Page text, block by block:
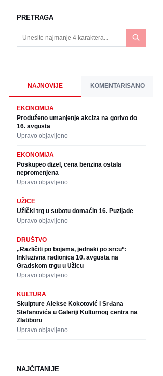
PRETRAGA
NAJNOVIJE KOMENTARISANO
EKONOMIJA
Produženo umanjenje akciza na gorivo do
16. avgusta
Upravo objavljeno
EKONOMIJA
Poskupeo dizel, cena benzina ostala
nepromenjena
Upravo objavljeno
UŽICE
Užički trg u subotu domaćin 16. Puzijade
Upravo objavljeno
DRUŠTVO
„Različiti po bojama, jednaki po srcu“:
Inkluzivna radionica 10. avgusta na
Gradskom trgu u Užicu
Upravo objavljeno
KULTURA
Skulpture Alekse Kokotović i Srđana
Stefanovića u Galeriji Kulturnog centra na
Zlatiboru
Upravo objavljeno
NAJČITANIJE